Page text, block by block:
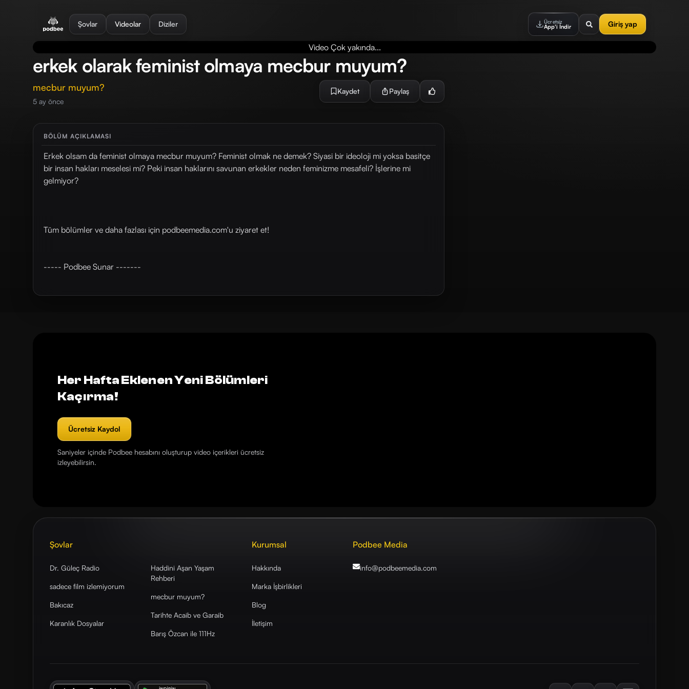
Şovlar Videolar Diziler Ücretsiz
App'i İndir Giriş yap
Video Çok yakında...
erkek olarak feminist olmaya mecbur muyum?
mecbur muyum?
5 ay önce
Kaydet Paylaş
BÖLÜM AÇIKLAMASI
Erkek olsam da feminist olmaya mecbur muyum? Feminist olmak ne demek? Siyasi bir ideoloji mi yoksa basitçe
bir insan hakları meselesi mi? Peki insan haklarını savunan erkekler neden feminizme mesafeli? İşlerine mi
gelmiyor?
Tüm bölümler ve daha fazlası için ⁠⁠⁠⁠⁠⁠⁠⁠⁠⁠⁠⁠⁠⁠⁠⁠⁠⁠⁠⁠⁠⁠⁠⁠⁠⁠⁠⁠⁠⁠⁠⁠⁠⁠⁠⁠⁠podbeemedia.com⁠⁠⁠⁠⁠⁠⁠⁠⁠⁠⁠⁠⁠⁠⁠⁠⁠⁠⁠⁠⁠⁠⁠⁠⁠⁠⁠⁠⁠⁠⁠⁠⁠⁠⁠⁠⁠'u ziyaret et!
----- Podbee Sunar -------
Her Hafta Eklenen Yeni Bölümleri
Kaçırma!
Ücretsiz Kaydol
Saniyeler içinde Podbee hesabını oluşturup video içerikleri ücretsiz
izleyebilirsin.
Şovlar
Dr. Güleç Radio
sadece film izlemiyorum
Bakıcaz
Karanlık Dosyalar
Haddini Aşan Yaşam
Rehberi
mecbur muyum?
Tarihte Acaib ve Garaib
Barış Özcan ile 111Hz
Kurumsal
Hakkında
Marka İşbirlikleri
Blog
İletişim
Podbee Media
info@podbeemedia.com